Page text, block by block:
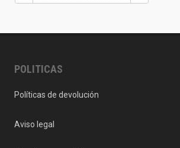
POLITICAS
Políticas de devolución
Aviso legal